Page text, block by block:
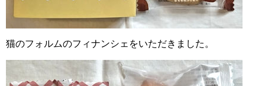
猫のフォルムのフィナンシェをいただきました。